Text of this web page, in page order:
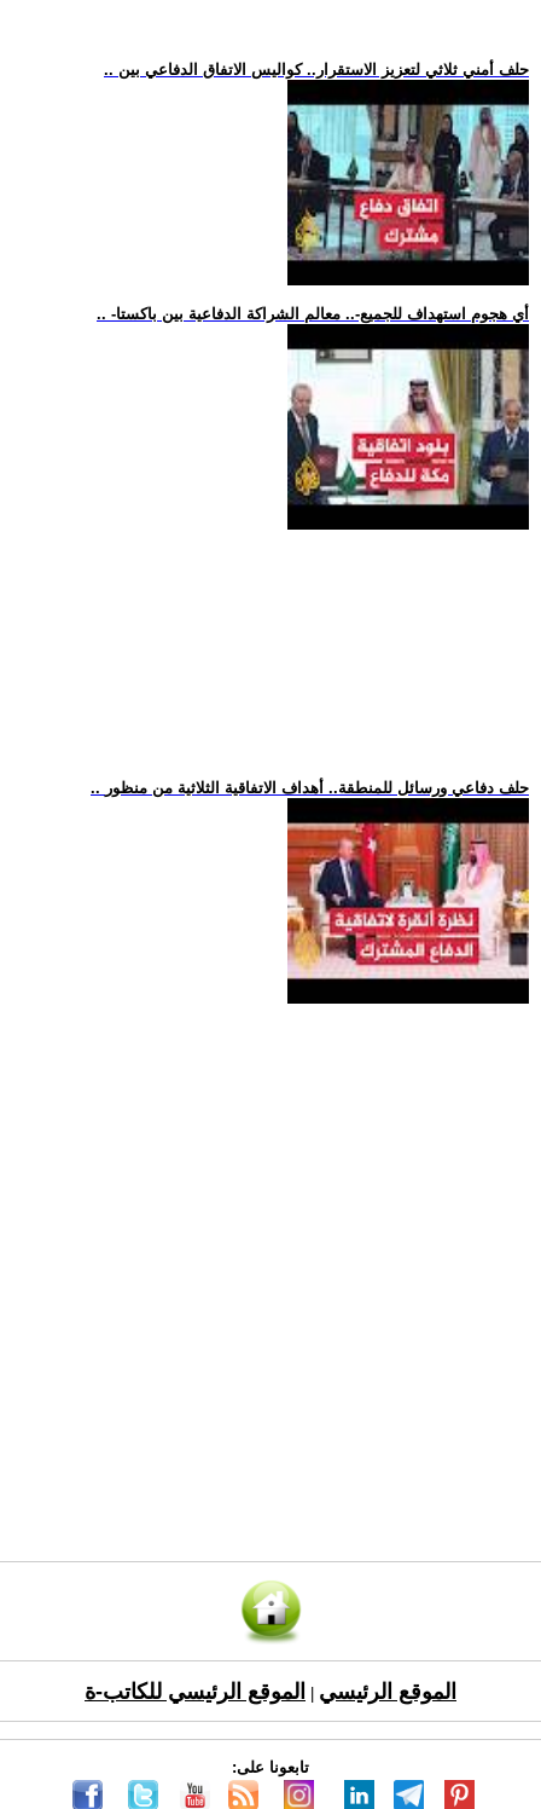
.. حلف أمني ثلاثي لتعزيز الاستقرار.. كواليس الاتفاق الدفاعي بين
.. -أي هجوم استهداف للجميع-.. معالم الشراكة الدفاعية بين باكستا
.. حلف دفاعي ورسائل للمنطقة.. أهداف الاتفاقية الثلاثية من منظور
الموقع الرئيسي الموقع الرئيسي للكاتب-ة
تابعونا على: